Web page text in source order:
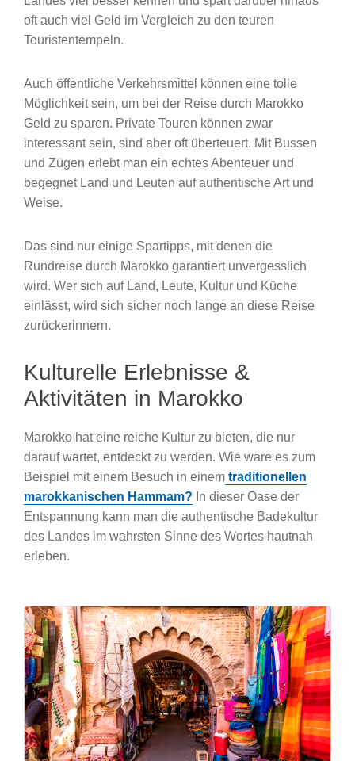
oft auch viel Geld im Vergleich zu den teuren
Touristentempeln.
Auch öffentliche Verkehrsmittel können eine tolle
Möglichkeit sein, um bei der Reise durch Marokko
Geld zu sparen. Private Touren können zwar
interessant sein, sind aber oft überteuert. Mit Bussen
und Zügen erlebt man ein echtes Abenteuer und
begegnet Land und Leuten auf authentische Art und
Weise.
Das sind nur einige Spartipps, mit denen die
Rundreise durch Marokko garantiert unvergesslich
wird. Wer sich auf Land, Leute, Kultur und Küche
einlässt, wird sich sicher noch lange an diese Reise
zurückerinnern.
Kulturelle Erlebnisse &
Aktivitäten in Marokko
Marokko hat eine reiche Kultur zu bieten, die nur
darauf wartet, entdeckt zu werden. Wie wäre es zum
Beispiel mit einem Besuch in einem traditionellen
marokkanischen Hammam? In dieser Oase der
Entspannung kann man die authentische Badekultur
des Landes im wahrsten Sinne des Wortes hautnah
erleben.